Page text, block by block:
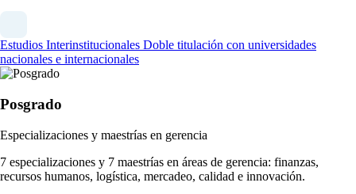
Estudios Interinstitucionales Doble titulación con universidades
nacionales e internacionales
Posgrado
Especializaciones y maestrías en gerencia
7 especializaciones y 7 maestrías en áreas de gerencia: finanzas,
recursos humanos, logística, mercadeo, calidad e innovación.